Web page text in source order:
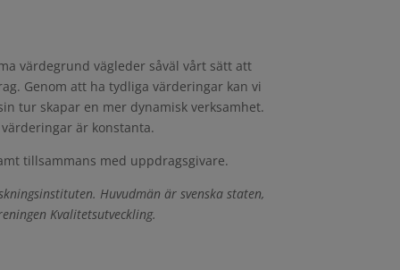
värdegrund vägleder såväl vårt sätt att
Genom att ha tydliga värderingar kan vi
tur skapar en mer dynamisk verksamhet.
är konstanta.
tillsammans med uppdragsgivare.
Huvudmän är svenska staten,
Kvalitetsutveckling.